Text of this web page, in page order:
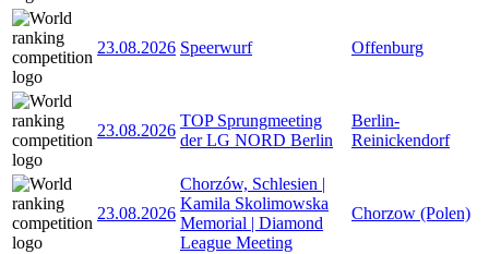
23.08.2026 Speerwurf Offenburg
23.08.2026
TOP Sprungmeeting
der LG NORD Berlin
Berlin-
Reinickendorf
23.08.2026
Chorzów, Schlesien |
Kamila Skolimowska
Memorial | Diamond
League Meeting
Chorzow (Polen)